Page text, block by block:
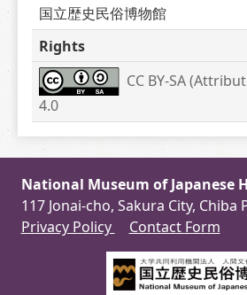
国立歴史民俗博物館
Rights
CC BY-SA
4.0
National Museum of Japanese
117 Jonai-cho, Sakura City, Chiba
Privacy Policy
Contact Form